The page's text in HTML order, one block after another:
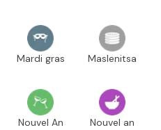
Mardi gras Maslenitsa
Nouvel An
Nouvel an